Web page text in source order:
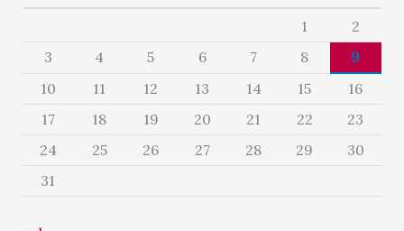
1
2
3
4 5 6 7 8
9
10
11 12 13 14 15
16
17
18 19 20 21 22
23
24
25 26 27 28 29
30
31